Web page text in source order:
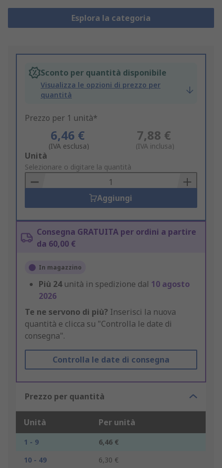
Esplora la categoria
Sconto per quantità disponibile
Visualizza le opzioni di prezzo per
quantità
Prezzo per 1 unità*
6,46 €
(IVA esclusa)
7,88 €
(IVA inclusa)
Add
to
Basket
Unità
Selezionare o digitare la quantità
Aggiungi
Consegna GRATUITA per ordini a partire
da 60,00 €
In magazzino
Più 24 unità in spedizione dal 10 agosto
2026
Te ne servono di più? Inserisci la nuova
quantità e clicca su "Controlla le date di
consegna".
Controlla le date di consegna
Prezzo per quantità
Unità Per unità
1 - 9
6,46 €
10 - 49
6,30 €